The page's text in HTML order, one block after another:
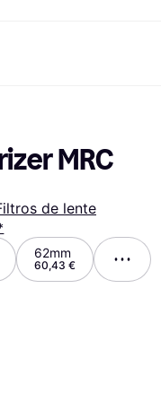
categorías
MRC
de lente
62mm
60,43 €